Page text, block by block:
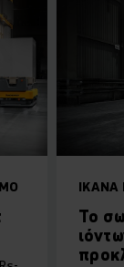
ΙΚΑΝΆ
Το